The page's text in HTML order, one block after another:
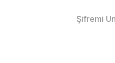
Şifremi